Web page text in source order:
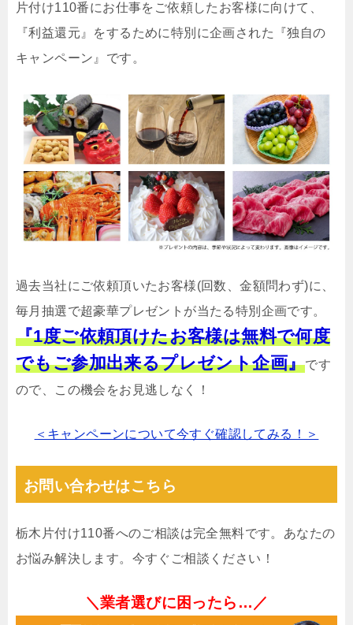
片付け110番にお仕事をご依頼したお客様に向けて、
『利益還元』をするために特別に企画された『独自の
キャンペーン』です。
過去当社にご依頼頂いたお客様(回数、金額問わず)に、
毎月抽選で超豪華プレゼントが当たる特別企画です。
『1度ご依頼頂けたお客様は無料で何度
でもご参加出来るプレゼント企画』です
ので、この機会をお見逃しなく！
＜キャンペーンについて今すぐ確認してみる！＞
お問い合わせはこちら
栃木片付け110番へのご相談は完全無料です。あなたの
お悩み解決します。今すぐご相談ください！
＼業者選びに困ったら…／